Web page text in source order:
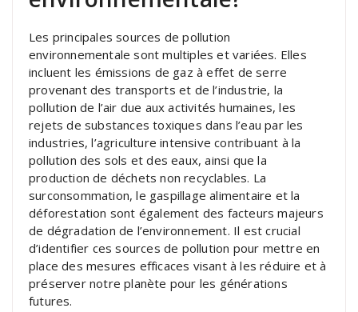
Les principales sources de pollution
environnementale sont multiples et variées. Elles
incluent les émissions de gaz à effet de serre
provenant des transports et de l’industrie, la
pollution de l’air due aux activités humaines, les
rejets de substances toxiques dans l’eau par les
industries, l’agriculture intensive contribuant à la
pollution des sols et des eaux, ainsi que la
production de déchets non recyclables. La
surconsommation, le gaspillage alimentaire et la
déforestation sont également des facteurs majeurs
de dégradation de l’environnement. Il est crucial
d’identifier ces sources de pollution pour mettre en
place des mesures efficaces visant à les réduire et à
préserver notre planète pour les générations
futures.